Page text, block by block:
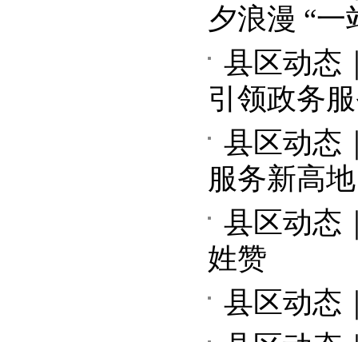
夕浪漫 “
县区动态
引领政务
县区动态
服务新高
县区动态
姓赞
县区动态